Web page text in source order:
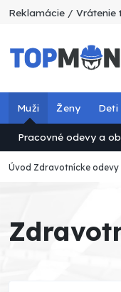
Reklamácie / Vrátenie
Muži
Pracovné odevy a
Ženy Deti
Úvod Zdravotnícke odevy